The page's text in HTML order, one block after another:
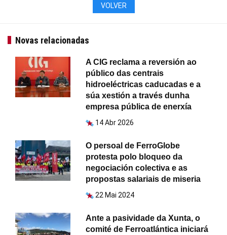
VOLVER
Novas relacionadas
A CIG reclama a reversión ao
público das centrais
hidroeléctricas caducadas e a
súa xestión a través dunha
empresa pública de enerxía
14 Abr 2026
O persoal de FerroGlobe
protesta polo bloqueo da
negociación colectiva e as
propostas salariais de miseria
22 Mai 2024
Ante a pasividade da Xunta, o
comité de Ferroatlántica iniciará